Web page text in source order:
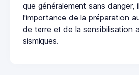
que généralement sans danger,
l'importance de la préparation
de terre et de la sensibilisation
sismiques.